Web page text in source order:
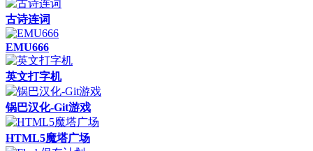
古诗连词
EMU666
英文打字机
锅巴汉化-Git游戏
HTML5魔塔广场